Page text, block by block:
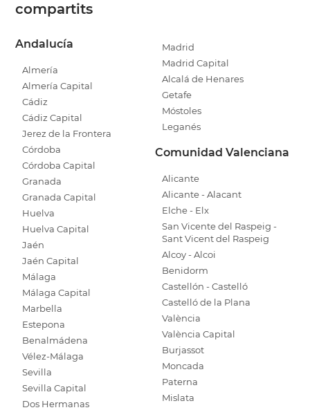
compartits
Andalucía
Almería
Almería Capital
Cádiz
Cádiz Capital
Jerez de la Frontera
Córdoba
Córdoba Capital
Granada
Granada Capital
Huelva
Huelva Capital
Jaén
Jaén Capital
Málaga
Málaga Capital
Marbella
Estepona
Benalmádena
Vélez-Málaga
Sevilla
Sevilla Capital
Dos Hermanas
Madrid
Madrid Capital
Alcalá de Henares
Getafe
Móstoles
Leganés
Comunidad Valenciana
Alicante
Alicante - Alacant
Elche - Elx
San Vicente del Raspeig -
Sant Vicent del Raspeig
Alcoy - Alcoi
Benidorm
Castellón - Castelló
Castelló de la Plana
València
València Capital
Burjassot
Moncada
Paterna
Mislata